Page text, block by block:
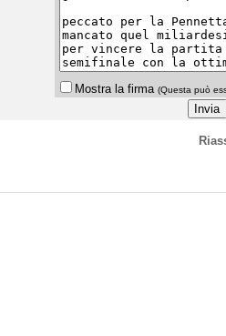
Mostra la firma (Questa può